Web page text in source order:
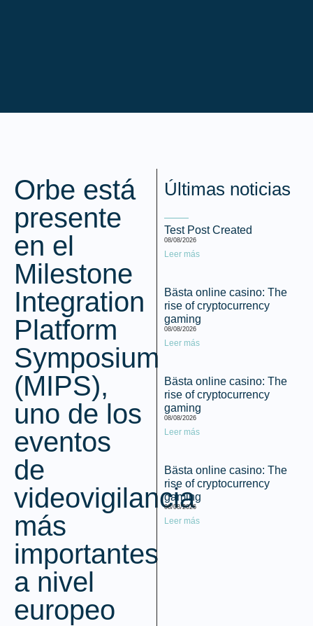
Orbe está
presente
en el
Milestone
Integration
Platform
Symposium
(MIPS),
uno de los
eventos
de
videovigilancia
más
importantes
a nivel
europeo
Últimas noticias
Test Post Created
08/08/2026
Leer más
Bästa online casino: The
rise of cryptocurrency
gaming
08/08/2026
Leer más
Bästa online casino: The
rise of cryptocurrency
gaming
08/08/2026
Leer más
Bästa online casino: The
rise of cryptocurrency
gaming
08/08/2026
Leer más